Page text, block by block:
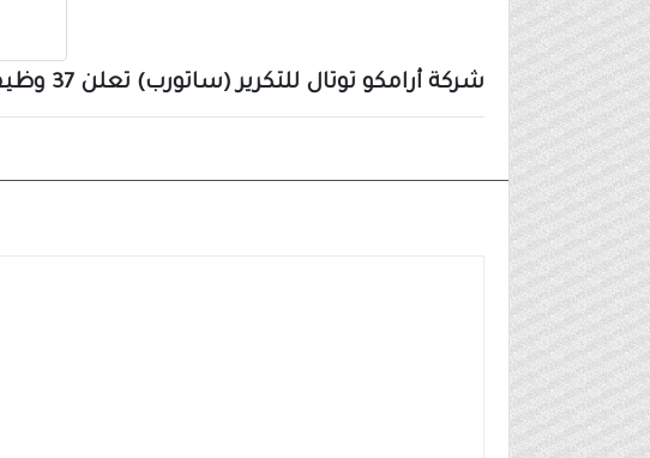
شركة أرامكو توتال للتكرير (ساتورب) تعلن 37 وظيفة شاغرة للرجال والنساء